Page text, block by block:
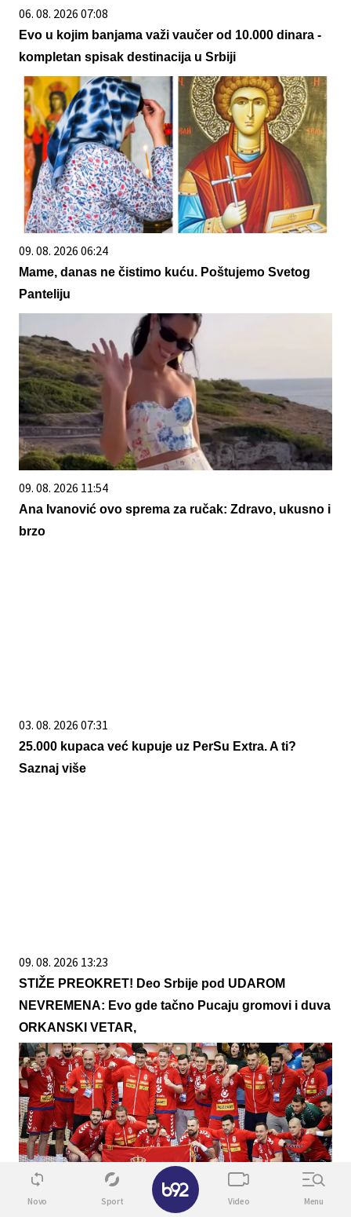
06. 08. 2026 07:08
Evo u kojim banjama važi vaučer od 10.000 dinara -
kompletan spisak destinacija u Srbiji
09. 08. 2026 06:24
Mame, danas ne čistimo kuću. Poštujemo Svetog
Panteliju
09. 08. 2026 11:54
Ana Ivanović ovo sprema za ručak: Zdravo, ukusno i
brzo
03. 08. 2026 07:31
25.000 kupaca već kupuje uz PerSu Extra. A ti?
Saznaj više
09. 08. 2026 13:23
STIŽE PREOKRET! Deo Srbije pod UDAROM
NEVREMENA: Evo gde tačno Pucaju gromovi i duva
ORKANSKI VETAR,
Novo Sport Video Menu
✕